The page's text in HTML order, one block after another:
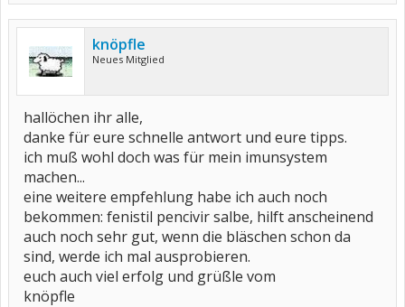
knöpfle
Neues Mitglied
hallöchen ihr alle,
danke für eure schnelle antwort und eure tipps.
ich muß wohl doch was für mein imunsystem
machen...
eine weitere empfehlung habe ich auch noch
bekommen: fenistil pencivir salbe, hilft anscheinend
auch noch sehr gut, wenn die bläschen schon da
sind, werde ich mal ausprobieren.
euch auch viel erfolg und grüßle vom
knöpfle